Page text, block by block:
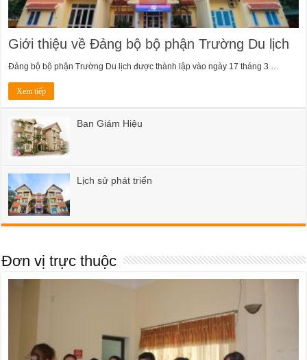
Giới thiệu về Đảng bộ bộ phận Trường Du lịch
Đảng bộ bộ phận Trường Du lịch được thành lập vào ngày 17 tháng 3 …
Xem tiếp
Ban Giám Hiệu
Lịch sử phát triển
Đơn vị trực thuộc